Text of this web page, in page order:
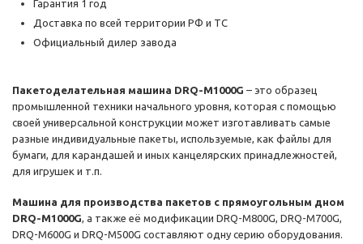
Гарантия 1 год
Доставка по всей территории РФ и ТС
Официальный дилер завода
Пакетоделательная машина DRQ-M1000G – это образец
промышленной техники начального уровня, которая с помощью
своей универсальной конструкции может изготавливать самые
разные индивидуальные пакеты, используемые, как файлы для
бумаги, для карандашей и иных канцелярских принадлежностей,
для игрушек и т.п.
Машина для производства пакетов с прямоугольным дном
DRQ-M1000G, а также её модификации DRQ-M800G, DRQ-M700G,
DRQ-M600G и DRQ-M500G составляют одну серию оборудования.